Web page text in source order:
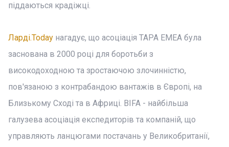
піддаються крадіжці.
Ларді.Today нагадує, що асоціація TAPA EMEA була
заснована в 2000 році для боротьби з
високодоходною та зростаючою злочинністю,
пов'язаною з контрабандою вантажів в Європі, на
Близькому Сході та в Африці. BIFA - найбільша
галузева асоціація експедиторів та компаній, що
управляють ланцюгами постачань у Великобританії,